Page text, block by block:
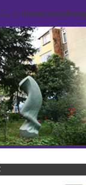
in /home/